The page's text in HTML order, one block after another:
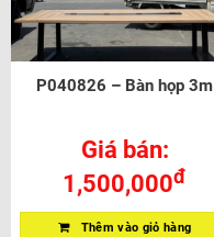
P040826 – Bàn họp 3m
Giá bán:
1,500,000đ
Thêm vào giỏ hàng